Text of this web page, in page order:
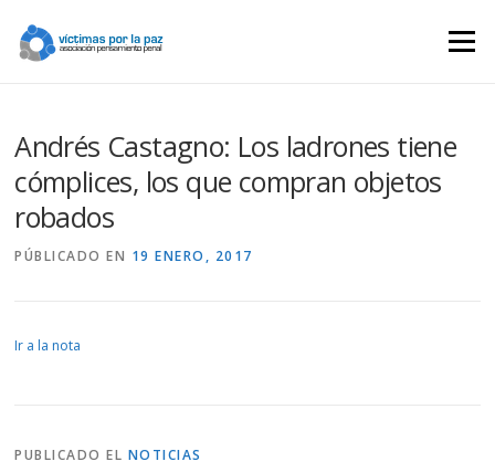
contenido
Menú
Andrés Castagno: Los ladrones tiene
cómplices, los que compran objetos
robados
PÚBLICADO EN 19 ENERO, 2017
Ir a la nota
PUBLICADO EL NOTICIAS